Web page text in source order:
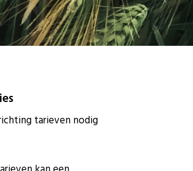
tarieven nodig